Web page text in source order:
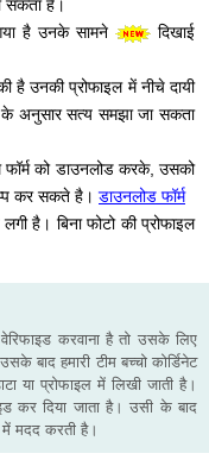
सकता है।
है उनके सामने
दिखाई
है उनकी प्रोफाइल में नीचे दायी
के अनुसार सत्य समझा जा सकता
फॉर्म को डाउनलोड करके, उसको
कर सकते है। डाउनलोड फॉर्म
है। बिना फोटो की प्रोफाइल
करवाना है तो उसके लिए
बाद हमारी टीम बच्चो कोर्डिनेट
या प्रोफाइल में लिखी जाती है।
कर दिया जाता है। उसी के बाद
में मदद करती है।